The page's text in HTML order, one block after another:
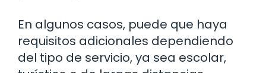
En algunos casos, puede que haya
requisitos adicionales dependiendo
del tipo de servicio, ya sea escolar,